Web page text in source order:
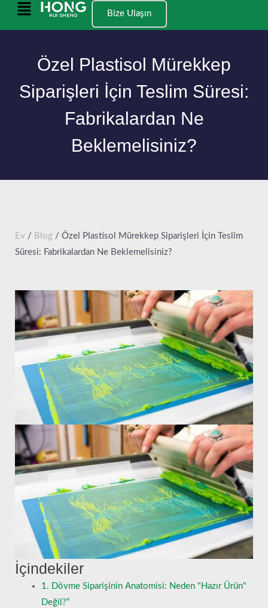
İçeriğeAna
Bize Ulaşın
Özel Plastisol Mürekkep
Siparişleri İçin Teslim Süresi:
Fabrikalardan Ne
Beklemelisiniz?
Ev / Blog / Özel Plastisol Mürekkep Siparişleri İçin Teslim
Süresi: Fabrikalardan Ne Beklemelisiniz?
İçindekiler
1. Dövme Siparişinin Anatomisi: Neden "Hazır Ürün"
Değil?“